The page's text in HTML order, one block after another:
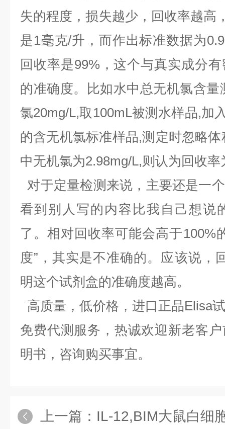
失的程度，损失越少，回收率越高
是1毫克/升，而作出标准数据为
回收率是99%，这个与真实成分
的准确度。比如水中总无机氯含
氯20mg/L,取100mL被测水样品,加
的含无机氯标准样品,测定时忽略
中无机氯为2.98mg/L,则认为回收率
对于定量检测来说，主要还是一
看到别人写的内容比我自己想说
了。相对回收率可能会高于100%
度”，其实是不准确的。应该说，
明这个试剂盒的准确度越高。
高质量，低价格，进口正品Elisa
免费代测服务，热诚欢迎新老客
明书，咨询购买事宜。
上一篇： IL-12,BIM大鼠白细胞介素